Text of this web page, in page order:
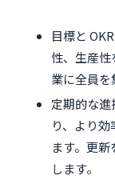
目標と
性、生産
業に全員を
定期的な
り、より
ます。更
します。